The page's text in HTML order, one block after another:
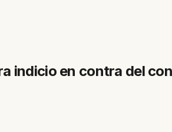
indicio en contra del